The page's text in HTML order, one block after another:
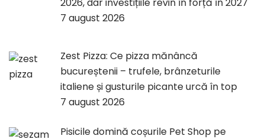
2026, dar investițiile revin în forță în 2027
7 august 2026
Zest Pizza: Ce pizza mănâncă
bucureștenii – trufele, brânzeturile
italiene și gusturile picante urcă în top
7 august 2026
Pisicile domină coșurile Pet Shop pe